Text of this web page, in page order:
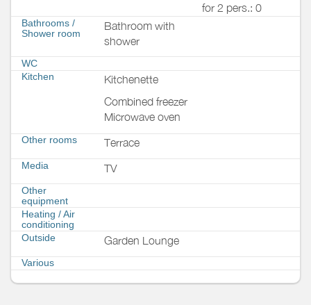
for 2 pers.: 0
Bathrooms /
Shower room
Bathroom with
shower
WC
Kitchen
Kitchenette
Combined freezer
Microwave oven
Other rooms Terrace
Media TV
Other
equipment
Heating / Air
conditioning
Outside
Garden Lounge
Various